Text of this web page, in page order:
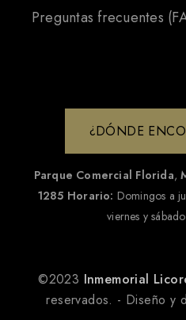
Preguntas frecuentes
¿DÓNDE
Parque Comercial Florida,
1285 Horario: Domingos a
viernes y
©2023 Inmemorial
reservados. - Diseño y